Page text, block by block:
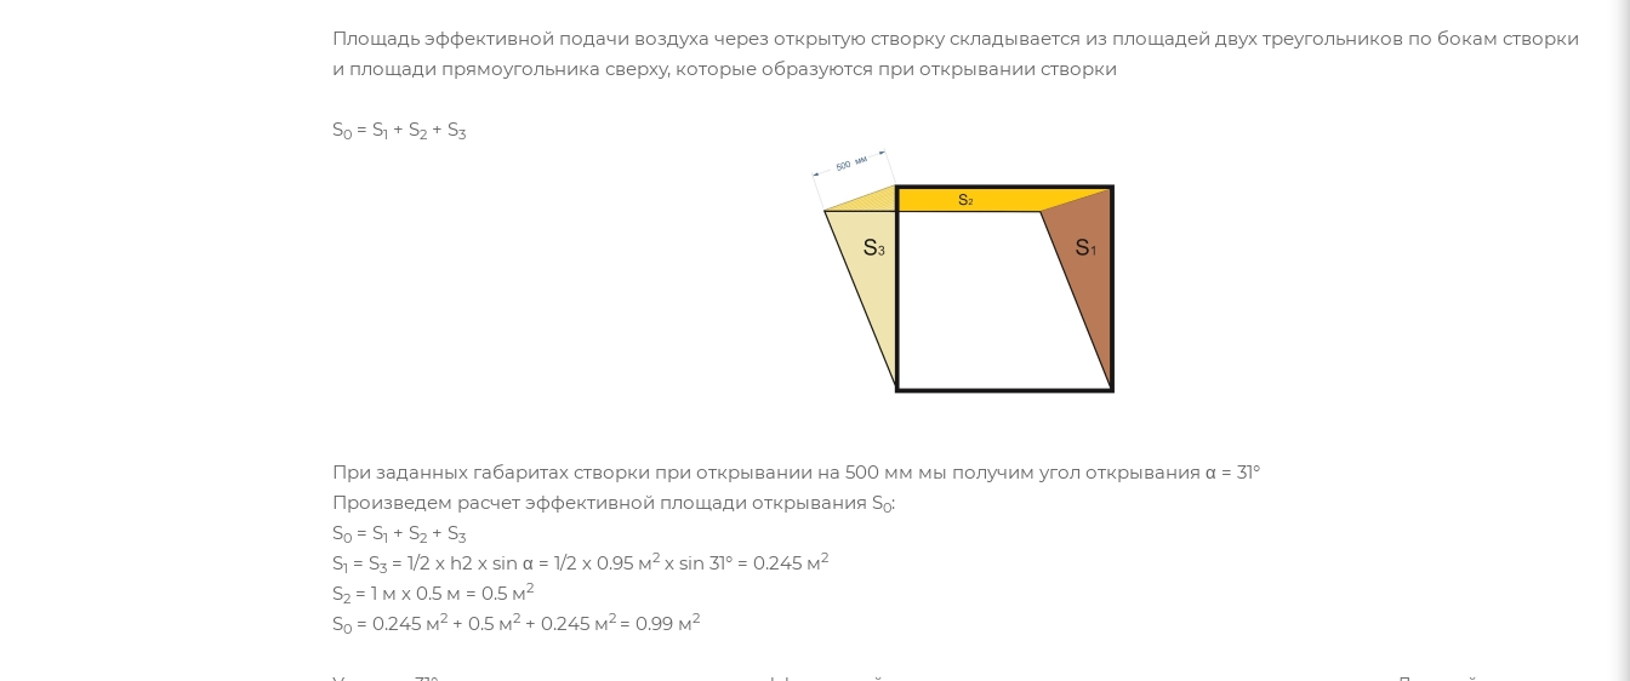
Площадь эффективной подачи воздуха через открытую створку складывается из площадей двух треугольников по бокам створки
и площади прямоугольника сверху, которые образуются при открывании створки
S0 = S1 + S2 + S3
При заданных габаритах створки при открывании на 500 мм мы получим угол открывания α = 31°
Произведем расчет эффективной площади открывания S0:
S0 = S1 + S2 + S3
S1 = S3 = 1/2 х h2 х sin α = 1/2 х 0.95 м2 х sin 31° = 0.245 м2
S2 = 1 м х 0.5 м = 0.5 м2
S0 = 0.245 м2 + 0.5 м2 + 0.245 м2 = 0.99 м2